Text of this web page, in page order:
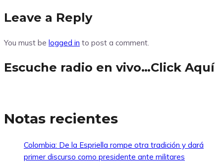
Leave a Reply
You must be logged in to post a comment.
Escuche radio en vivo…Click Aquí
Notas recientes
Colombia: De la Espriella rompe otra tradición y dará
primer discurso como presidente ante militares